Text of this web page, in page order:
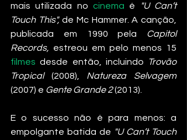
mais utilizada no cinema é
"U Can’t
Touch This", de Mc Hammer. A canção,
publicada em 1990 pela Capitol
Records,
filmes desde então, incluindo
Trovão
Tropical (2008), Natureza Selvagem
(2007) e Gente Grande 2 (2013).
E o sucesso não é para menos: a
empolgante batida de "U Can’t Touch